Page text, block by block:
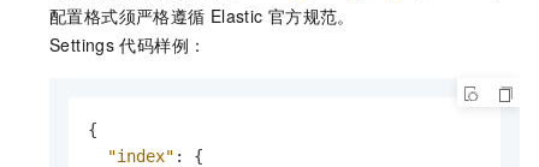
配置格式须严格遵循 Elastic 官方规范。
Settings 代码样例：
{
"index" :
{